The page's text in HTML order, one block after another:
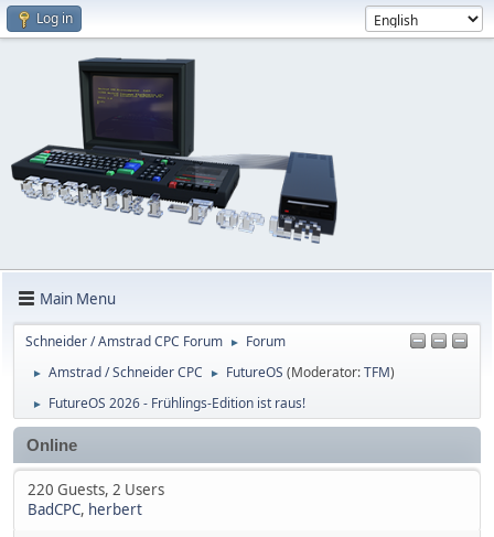
Log in
Main Menu
Schneider / Amstrad CPC Forum ► Forum
► Amstrad / Schneider CPC ► FutureOS (Moderator:TFM)
► FutureOS 2026 - Frühlings-Edition ist raus!
Online
220 Guests, 2 Users
BadCPC, herbert